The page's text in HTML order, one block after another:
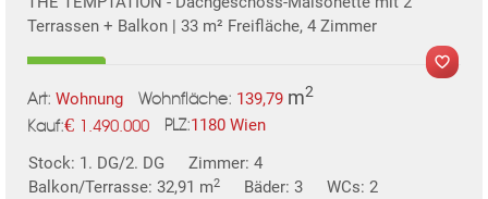
Terrassen + Balkon | 33 m² Freifläche, 4 Zimmer
Art: Wohnung Wohnfläche: 139,79 m2
Kauf:€ 1.490.000 PLZ:1180 Wien
Stock: 1. DG/2. DG
Zimmer: 4
Balkon/Terrasse: 32,91 m2 Bäder: 3 WCs: 2